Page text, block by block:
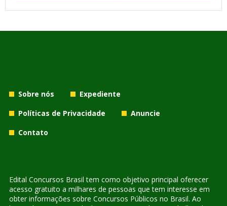
Sobre nós
Expediente
Políticas de Privacidade
Anuncie
Contato
Edital Concursos Brasil tem como objetivo principal oferecer
acesso gratuito a milhares de pessoas que tem interesse em
obter informações sobre Concursos Públicos no Brasil. Ao